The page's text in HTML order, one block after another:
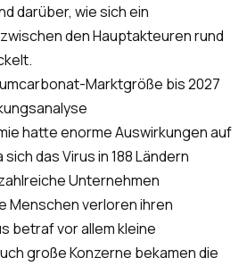
darüber, wie sich ein
den Hauptakteuren rund
Marktgröße bis 2027
hatte enorme Auswirkungen auf
das Virus in 188 Ländern
Unternehmen
Menschen verloren ihren
betraf vor allem kleine
große Konzerne bekamen die